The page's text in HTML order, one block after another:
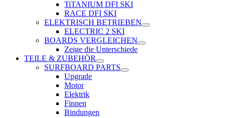
TiTANIUM DFI SKI
RACE DFI SKI
ELEKTRISCH BETRIEBEN
ELECTRIC 2 SKI
BOARDS VERGLEICHEN
Zeige die Unterschiede
TEILE & ZUBEHÖR
SURFBOARD PARTS
Upgrade
Motor
Elektrik
Finnen
Bindungen